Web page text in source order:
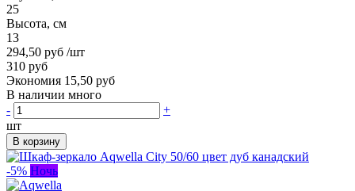
25
Высота, см
13
294,50 руб /шт
310 руб
Экономия 15,50 руб
В наличии много
-
+
шт
В корзину
-5% Ночь